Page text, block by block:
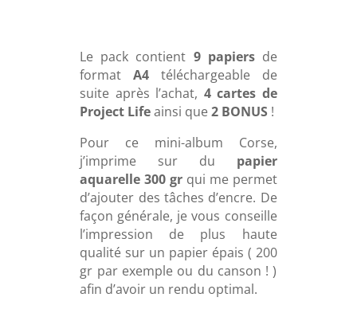
Le pack contient 9 papiersde
formatA4 téléchargeable de
suite après l’achat, 4 cartes de
Project Lifeainsi que2 BONUS !
Pour ce mini-album Corse,
j’imprime sur du papier
aquarelle 300 gr qui me permet
d’ajouter des tâches d’encre. De
façon générale, je vous conseille
l’impression de plus haute
qualité sur un papier épais ( 200
gr par exemple ou du canson ! )
afin d’avoir un rendu optimal.